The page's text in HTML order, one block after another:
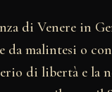
di Venere in
da malintesi o
di libertà e la